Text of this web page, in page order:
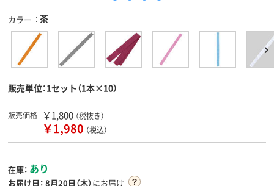
カラー 茶
販売単位：1セット（1本×10）
販売価格 ￥1,800 （税抜き）
￥1,980 （税込）
在庫： あり
お届け日： 8月20日（木）にお届け